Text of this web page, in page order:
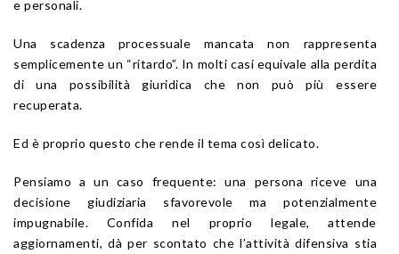
e personali.
Una scadenza processuale mancata non rappresenta
semplicemente un “ritardo”. In molti casi equivale alla perdita
di una possibilità giuridica che non può più essere
recuperata.
Ed è proprio questo che rende il tema così delicato.
Pensiamo a un caso frequente: una persona riceve una
decisione giudiziaria sfavorevole ma potenzialmente
impugnabile. Confida nel proprio legale, attende
aggiornamenti, dà per scontato che l’attività difensiva stia